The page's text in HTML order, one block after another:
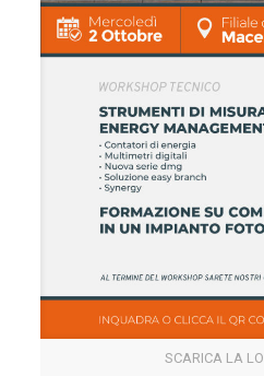
SCARICA LA